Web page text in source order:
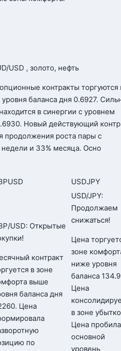
USD , золото, нефть
контракты торгуются
баланса дня 0.6927.
в синергии с уровнем
Новый действующий
продолжения роста пары с
и 33% месяца. Осно
USDJPY
USD: Открытые
контракт
в зоне
выше
баланса дня
Цена
по
USD/JPY:
Продолжаем
снижаться!
Цена
зоне
ниже уровня
баланса
Цена
в зоне
Цена пробила
основной
уровень